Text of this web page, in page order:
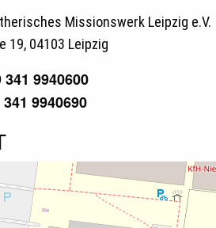
Missionswerk Leipzig e.V.
19, 04103 Leipzig
9940600
9940690